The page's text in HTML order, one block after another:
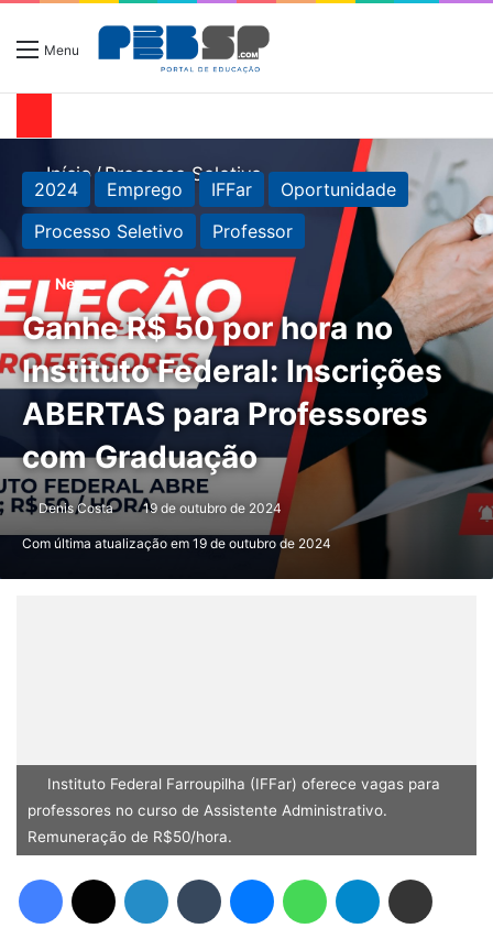
Menu
Início/Processo Seletivo
2024 Emprego IFFar
Oportunidade
Processo Seletivo
Professor
News
Ganhe R$ 50 por hora no
Instituto Federal: Inscrições
ABERTAS para Professores
com Graduação
Denis Costa 19 de outubro de 2024
Com última atualização em 19 de outubro de 2024
Instituto Federal Farroupilha (IFFar) oferece vagas para
professores no curso de Assistente Administrativo.
Remuneração de R$50/hora.